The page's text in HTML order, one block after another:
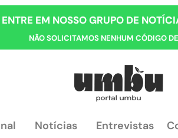
ENTRE EM NOSSO GRUPO DE
NÃO SOLICITAMOS NENHUM CÓDIGO
Notícias Entrevistas